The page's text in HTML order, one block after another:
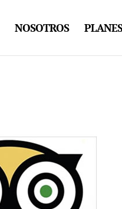
NOSOTROS